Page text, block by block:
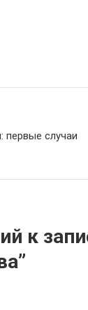
первые случаи
к
”